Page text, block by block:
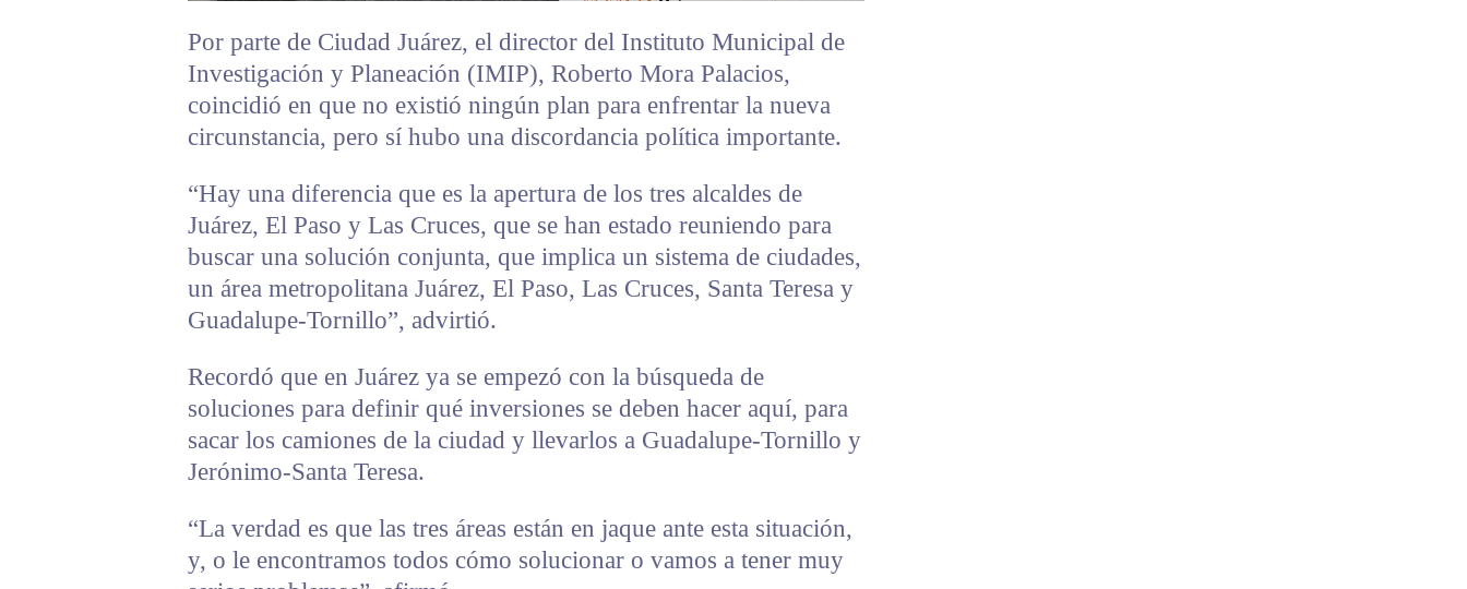
Por parte de Ciudad Juárez, el director del Instituto Municipal de
Investigación y Planeación (IMIP), Roberto Mora Palacios,
coincidió en que no existió ningún plan para enfrentar la nueva
circunstancia, pero sí hubo una discordancia política importante.
“Hay una diferencia que es la apertura de los tres alcaldes de
Juárez, El Paso y Las Cruces, que se han estado reuniendo para
buscar una solución conjunta, que implica un sistema de ciudades,
un área metropolitana Juárez, El Paso, Las Cruces, Santa Teresa y
Guadalupe-Tornillo”, advirtió.
Recordó que en Juárez ya se empezó con la búsqueda de
soluciones para definir qué inversiones se deben hacer aquí, para
sacar los camiones de la ciudad y llevarlos a Guadalupe-Tornillo y
Jerónimo-Santa Teresa.
“La verdad es que las tres áreas están en jaque ante esta situación,
y, o le encontramos todos cómo solucionar o vamos a tener muy